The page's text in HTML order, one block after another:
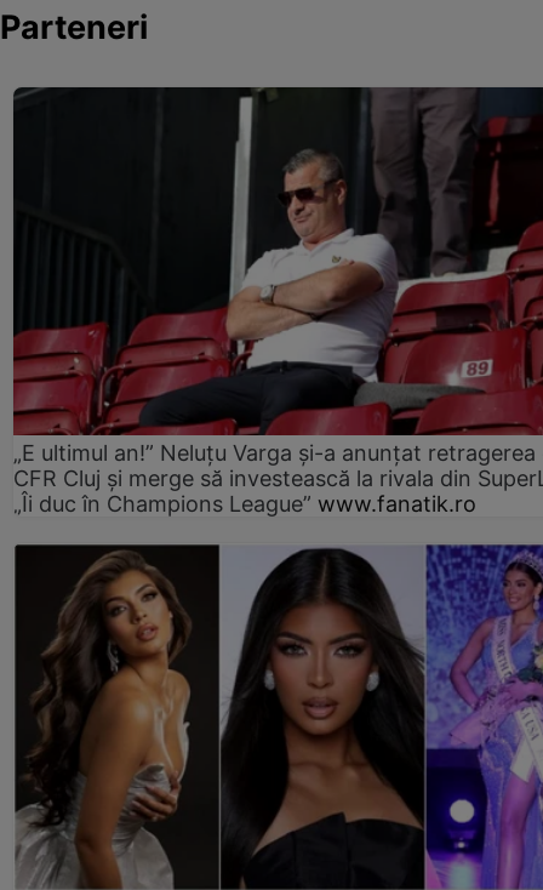
Parteneri
„E ultimul an!” Neluțu Varga și-a anunțat retragerea
CFR Cluj și merge să investească la rivala din
„Îi duc în Champions League” www.fanatik.ro